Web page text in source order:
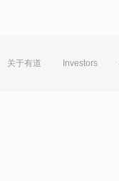
关于有道 Investors